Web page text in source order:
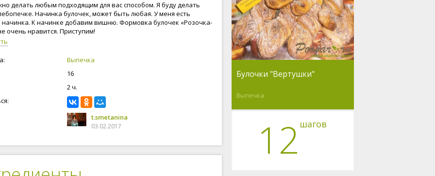
делать любым подходящим для вас способом. Я буду делать
Начинка булочек, может быть любая. У меня есть
начинка. К начинке добавим вишню. Формовка булочек «Розочка-
очень нравится. Приступим!
Выпечка
16
2 ч.
t.smetanina
03.02.2017
Булочки "Вертушки"
Выпечка
12 шагов